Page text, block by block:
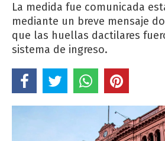
La medida fue comunicada
mediante un breve mensaje
que las huellas dactilares
sistema de ingreso.